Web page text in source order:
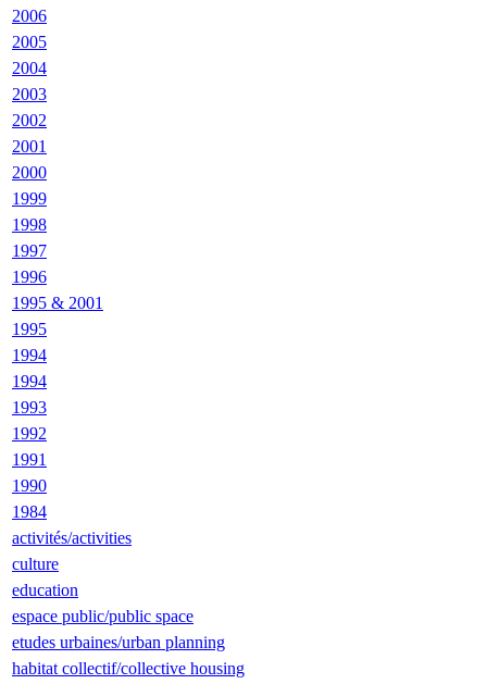
2006
2005
2004
2003
2002
2001
2000
1999
1998
1997
1996
1995 & 2001
1995
1994
1994
1993
1992
1991
1990
1984
activités/activities
culture
education
espace public/public space
etudes urbaines/urban planning
habitat collectif/collective housing